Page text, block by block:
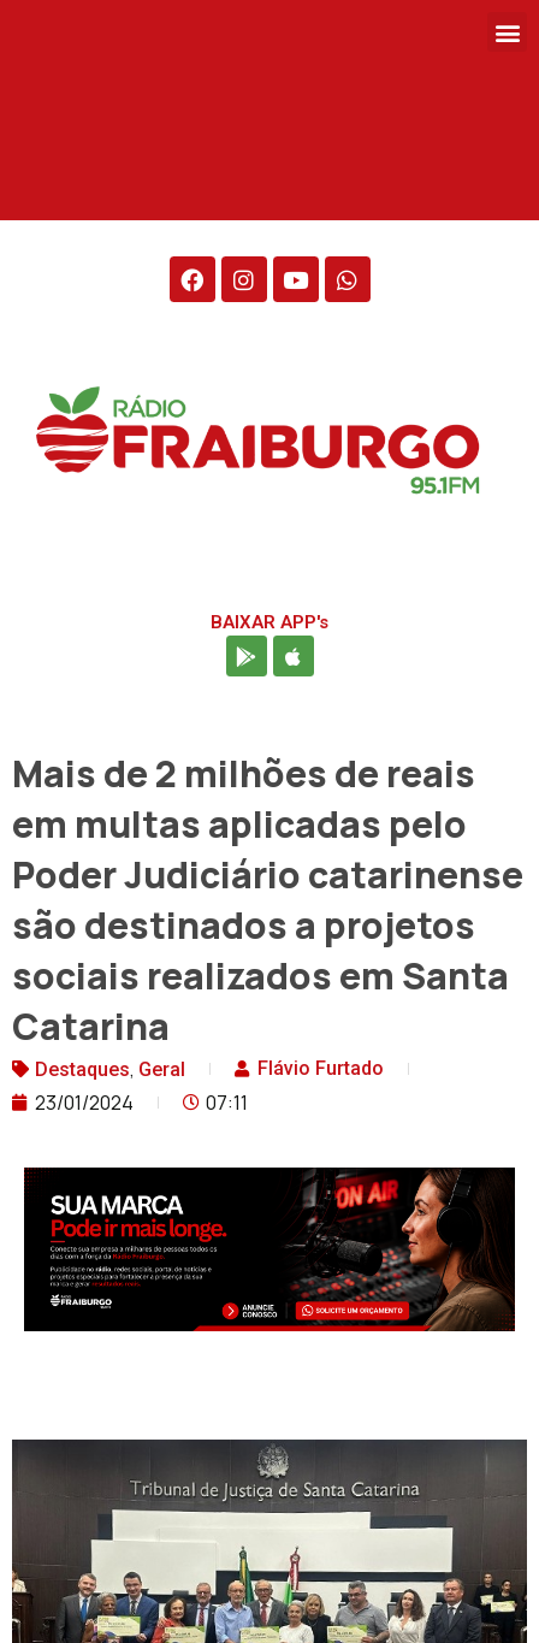
BAIXAR APP's
Mais de 2 milhões de reais
em multas aplicadas pelo
Poder Judiciário catarinense
são destinados a projetos
sociais realizados em Santa
Catarina
Destaques, Geral Flávio Furtado
23/01/2024 07:11